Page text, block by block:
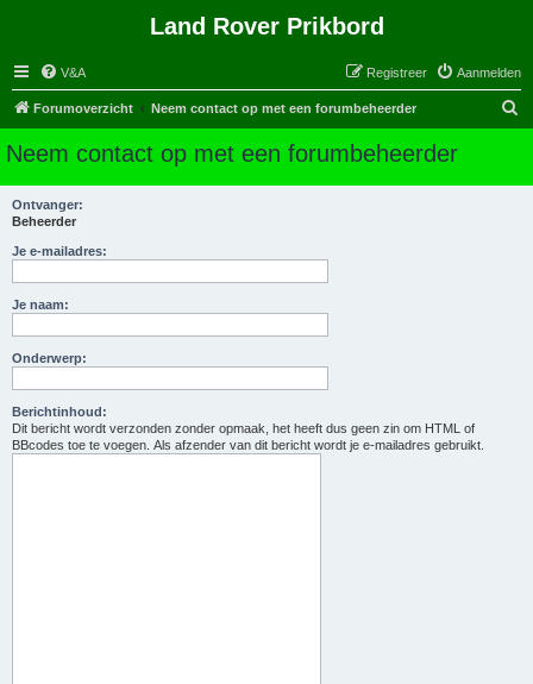
Land Rover Prikbord
V&A Aanmelden
Registreer
Forumoverzicht Neem contact op met een forumbeheerder
Neem contact op met een forumbeheerder
Ontvanger:
Beheerder
Je e-mailadres:
Je naam:
Onderwerp:
Berichtinhoud:
Dit bericht wordt verzonden zonder opmaak, het heeft dus geen zin om HTML of
BBcodes toe te voegen. Als afzender van dit bericht wordt je e-mailadres gebruikt.